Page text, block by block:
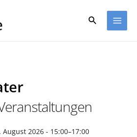
Suchen
2026 - 15:00–17:00